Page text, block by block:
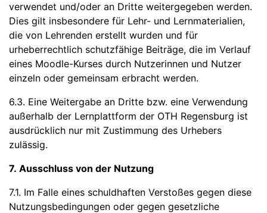
verwendet und/oder an Dritte weitergegeben werden.
Dies gilt insbesondere für Lehr- und Lernmaterialien,
die von Lehrenden erstellt wurden und für
urheberrechtlich schutzfähige Beiträge, die im Verlauf
eines Moodle-Kurses durch Nutzerinnen und Nutzer
einzeln oder gemeinsam erbracht werden.
6.3. Eine Weitergabe an Dritte bzw. eine Verwendung
außerhalb der Lernplattform der OTH Regensburg ist
ausdrücklich nur mit Zustimmung des Urhebers
zulässig.
7. Ausschluss von der Nutzung
7.1. Im Falle eines schuldhaften Verstoßes gegen diese
Nutzungsbedingungen oder gegen gesetzliche